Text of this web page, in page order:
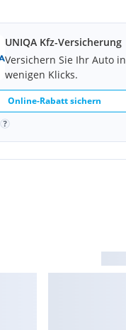
UNIQA Kfz-Versicherung
Versichern Sie Ihr Auto in
wenigen Klicks.
Online-Rabatt sichern